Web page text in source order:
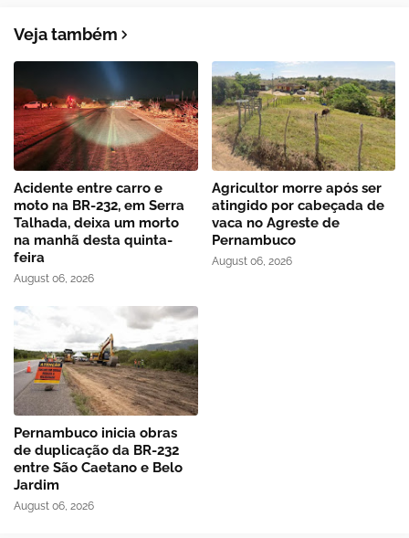
Veja também
Acidente entre carro e
moto na BR-232, em Serra
Talhada, deixa um morto
na manhã desta quinta-
feira
August 06, 2026
Agricultor morre após ser
atingido por cabeçada de
vaca no Agreste de
Pernambuco
August 06, 2026
Pernambuco inicia obras
de duplicação da BR-232
entre São Caetano e Belo
Jardim
August 06, 2026